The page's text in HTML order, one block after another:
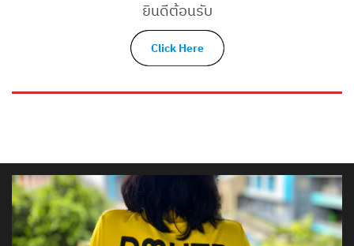
ยินดีต้อนรับ
Click Here